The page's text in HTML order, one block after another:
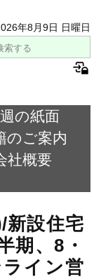
年8月9日 日曜日
の紙面
のご案内
社概要
新設住宅
期、8・
イン営